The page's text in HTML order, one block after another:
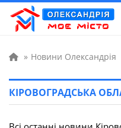
» Новини Олександрія
КІРОВОГРАДСЬКА